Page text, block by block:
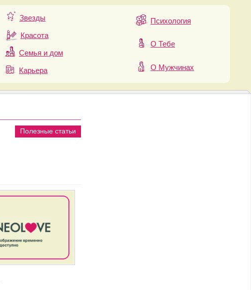
Звезды
Красота
Семья и дом
Карьера
Психология
О Тебе
О Мужчинах
Полезные статьи